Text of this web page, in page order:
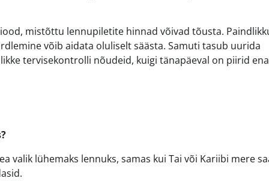
mistõttu lennupiletite hinnad võivad tõusta.
võib aidata oluliselt säästa. Samuti tasub uurida
tervisekontrolli nõudeid, kuigi tänapäeval on piirid
valik lühemaks lennuks, samas kui Tai või Kariibi mere